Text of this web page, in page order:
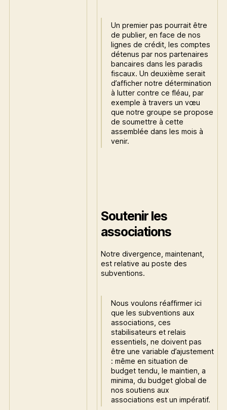
Un premier pas pourrait être
de publier, en face de nos
lignes de crédit, les comptes
détenus par nos partenaires
bancaires dans les paradis
fiscaux. Un deuxième serait
d’afficher notre détermination
à lutter contre ce fléau, par
exemple à travers un vœu
que notre groupe se propose
de soumettre à cette
assemblée dans les mois à
venir.
Soutenir les
associations
Notre divergence, maintenant,
est relative au poste des
subventions.
Nous voulons réaffirmer ici
que les subventions aux
associations, ces
stabilisateurs et relais
essentiels, ne doivent pas
être une variable d’ajustement
: même en situation de
budget tendu, le maintien, a
minima, du budget global de
nos soutiens aux
associations est un impératif.